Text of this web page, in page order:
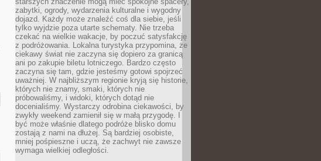
zabytki, ogrody, wydarzenia kulturalne i wygodny
dojazd. Każdy może znaleźć coś dla siebie, jeśli
tylko wyjdzie poza utarte schematy. Nie trzeba
czekać na wielkie wakacje, by poczuć satysfakcję
z podróżowania. Lokalna turystyka przypomina, że
ciekawy świat nie zaczyna się dopiero za granicą
ani po zakupie biletu lotniczego. Bardzo często
zaczyna się tam, gdzie jesteśmy gotowi spojrzeć
uważniej. W najbliższym regionie kryją się historie,
których nie znamy, smaki, których nie
próbowaliśmy, i widoki, których dotąd nie
docenialiśmy. Wystarczy odrobina ciekawości, by
zwykły weekend zamienił się w małą przygodę. I
być może właśnie dlatego podróże blisko domu
zostają z nami na dłużej. Są bardziej osobiste,
mniej pośpieszne i uczą, że zachwyt nie zawsze
wymaga wielkiej odległości.